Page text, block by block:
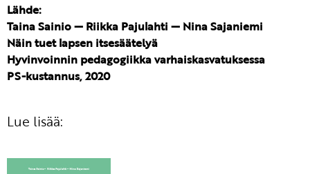
Lähde:
Taina Sainio — Riikka Pajulahti — Nina Sajaniemi
Näin tuet lapsen itsesäätelyä
Hyvinvoinnin pedagogiikka varhaiskasvatuksessa
PS-kustannus, 2020
Lue lisää: